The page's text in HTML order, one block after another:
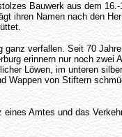
Bauwerk aus dem
ihren Namen nach den
verfallen. Seit 70
erinnern nur noch
Löwen, im unteren
Wappen von Stiftern
Amtes und das